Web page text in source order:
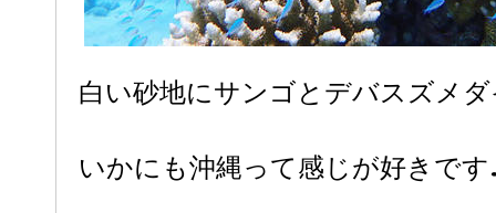
白い砂地にサンゴとデバスズメ
いかにも沖縄って感じが好きです